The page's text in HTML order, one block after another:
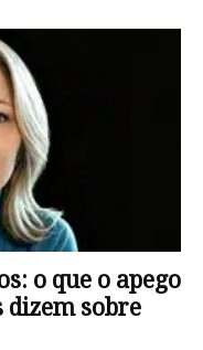
o que o apego
dizem sobre